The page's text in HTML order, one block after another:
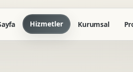
Hizmetler Kurumsal